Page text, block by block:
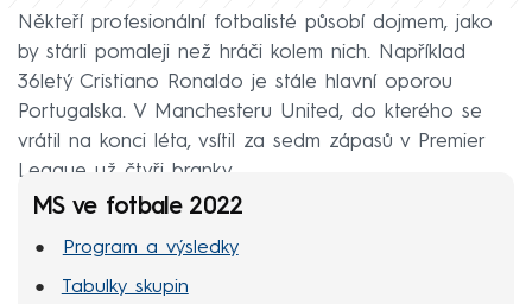
Někteří profesionální fotbalisté působí dojmem, jako
by stárli pomaleji než hráči kolem nich. Například
36letý Cristiano Ronaldo je stále hlavní oporou
Portugalska. V Manchesteru United, do kterého se
vrátil na konci léta, vsítil za sedm zápasů v Premier
League už čtyři branky.
MS ve fotbale 2022
Program a výsledky
Tabulky skupin